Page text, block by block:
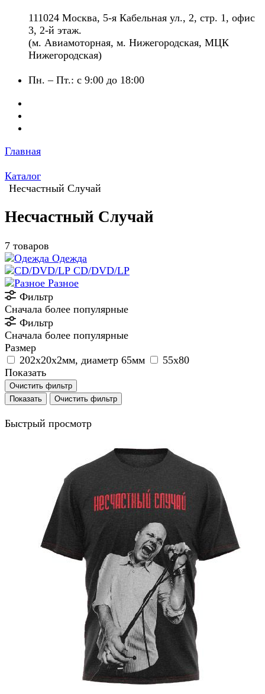
111024 Москва, 5-я Кабельная ул., 2, стр. 1, офис
3, 2-й этаж.
(м. Авиамоторная, м. Нижегородская, МЦК
Нижегородская)
Пн. – Пт.: с 9:00 до 18:00
Главная
Каталог
Несчастный Случай
Несчастный Случай
7 товаров
Одежда
CD/DVD/LP
Разное
Фильтр
Сначала более популярные
Фильтр
Сначала более популярные
Размер
202х20х2мм, диаметр 65мм
55х80
Показать
Очистить фильтр
Очистить фильтр
Быстрый просмотр